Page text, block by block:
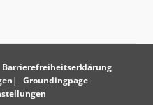
Barrierefreiheitserklärung
Groundingpage